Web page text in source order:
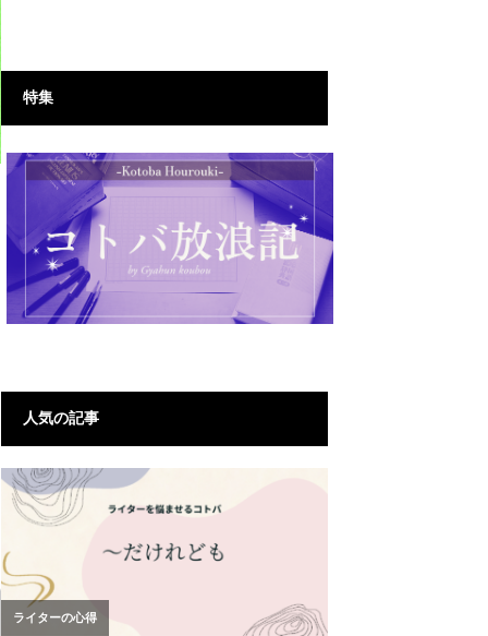
特集
人気の記事